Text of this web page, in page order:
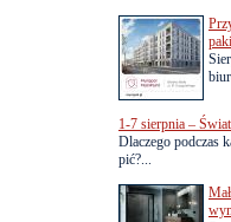
1-7 sierpnia –
Dlaczego podczas
pić?...